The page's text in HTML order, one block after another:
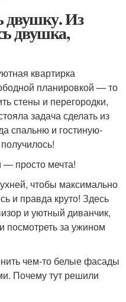
двушку. Из
двушка,
квартирка
планировкой — то
стены и перегородки,
задача сделать из
спальню и гостиную-
просто мечта!
чтобы максимально
и правда круто! Здесь
и уютный диванчик,
посмотреть за ужином
чем-то белые фасады
Почему тут решили